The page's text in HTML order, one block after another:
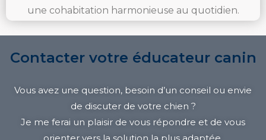
une cohabitation harmonieuse au quotidien.
Contacter votre éducateur canin
Vous avez une question, besoin d’un conseil ou envie
de discuter de votre chien ?
Je me ferai un plaisir de vous répondre et de vous
orienter vers la solution la plus adaptée.